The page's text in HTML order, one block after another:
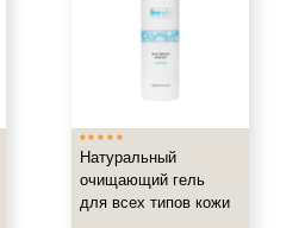
Натуральный
очищающий гель
для всех типов кожи